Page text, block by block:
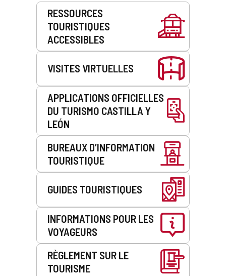
Prestations
RESSOURCES
TOURISTIQUES
ACCESSIBLES
VISITES VIRTUELLES
APPLICATIONS OFFICIELLES
DU TURISMO CASTILLA Y
LEÓN
BUREAUX D’INFORMATION
TOURISTIQUE
GUIDES TOURISTIQUES
INFORMATIONS POUR LES
VOYAGEURS
RÈGLEMENT SUR LE
TOURISME